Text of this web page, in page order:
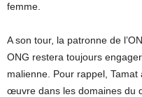
femme.
A son tour, la patronne de
ONG restera toujours
malienne. Pour rappel,
œuvre dans les domaines du